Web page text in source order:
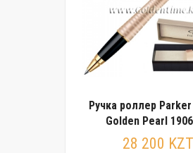
Ручка роллер
Golden Pearl
28 200 KZT